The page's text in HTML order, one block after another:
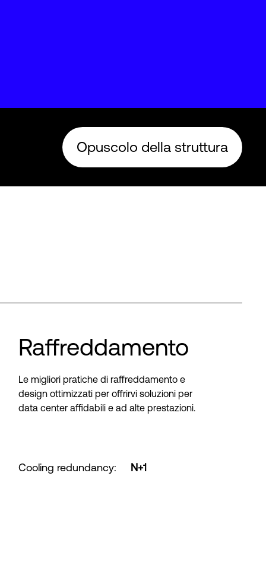
Opuscolo della struttura
Raffreddamento
Le migliori pratiche di raffreddamento e
design ottimizzati per offrirvi soluzioni per
data center affidabili e ad alte prestazioni.
Cooling redundancy: N+1